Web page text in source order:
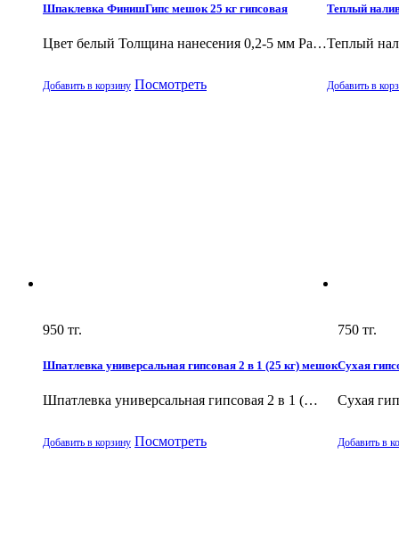
Шпаклевка ФинишГипс мешок 25 кг гипсовая
Цвет белый Толщина нанесения 0,2-5 мм Ра…
Добавить в корзину Посмотреть
Теплый
Теплый
Добавить в
950 тг.
Шпатлевка универсальная гипсовая 2 в 1 (25 кг) мешок
Шпатлевка универсальная гипсовая 2 в 1 (…
Добавить в корзину Посмотреть
750 тг.
Сухая
Сухая
Добавить в